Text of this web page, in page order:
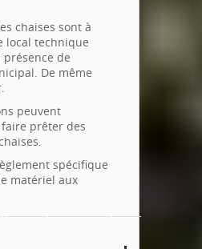
chaises sont à
local technique
présence de
De même
peuvent
prêter des
spécifique
matériel aux